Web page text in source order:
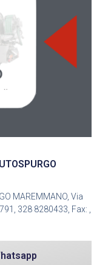
MAREMMANO, Via
328 8280433, Fax: ,